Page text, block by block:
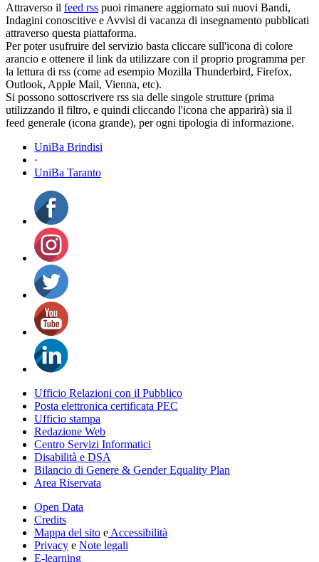
Attraverso il feed rss puoi rimanere aggiornato sui nuovi Bandi,
Indagini conoscitive e Avvisi di vacanza di insegnamento pubblicati
attraverso questa piattaforma.
Per poter usufruire del servizio basta cliccare sull'icona di colore
arancio e ottenere il link da utilizzare con il proprio programma per
la lettura di rss (come ad esempio Mozilla Thunderbird, Firefox,
Outlook, Apple Mail, Vienna, etc).
Si possono sottoscrivere rss sia delle singole strutture (prima
utilizzando il filtro, e quindi cliccando l'icona che apparirà) sia il
feed generale (icona grande), per ogni tipologia di informazione.
UniBa Brindisi
·
UniBa Taranto
Ufficio Relazioni con il Pubblico
Posta elettronica certificata PEC
Ufficio stampa
Redazione Web
Centro Servizi Informatici
Disabilità e DSA
Bilancio di Genere & Gender Equality Plan
Area Riservata
Open Data
Credits
Mappa del sito e Accessibilità
Privacy e Note legali
E-learning